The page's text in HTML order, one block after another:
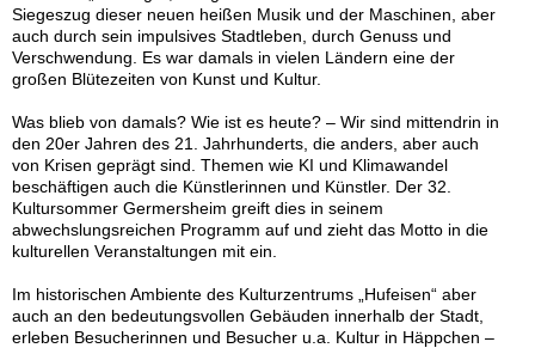
Siegeszug dieser neuen heißen Musik und der Maschinen, aber
auch durch sein impulsives Stadtleben, durch Genuss und
Verschwendung. Es war damals in vielen Ländern eine der
großen Blütezeiten von Kunst und Kultur.
Was blieb von damals? Wie ist es heute? – Wir sind mittendrin in
den 20er Jahren des 21. Jahrhunderts, die anders, aber auch
von Krisen geprägt sind. Themen wie KI und Klimawandel
beschäftigen auch die Künstlerinnen und Künstler. Der 32.
Kultursommer Germersheim greift dies in seinem
abwechslungsreichen Programm auf und zieht das Motto in die
kulturellen Veranstaltungen mit ein.
Im historischen Ambiente des Kulturzentrums „Hufeisen“ aber
auch an den bedeutungsvollen Gebäuden innerhalb der Stadt,
erleben Besucherinnen und Besucher u.a. Kultur in Häppchen –